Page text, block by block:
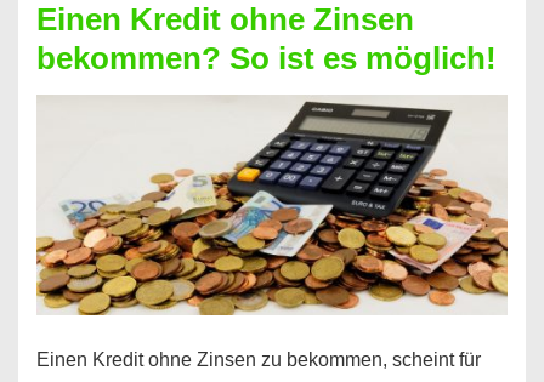
Festvertrag
für
jeden
erfahren
Sie
es
Einen Kredit ohne Zinsen
bekommen? So ist es möglich!
Einen Kredit ohne Zinsen zu bekommen, scheint für